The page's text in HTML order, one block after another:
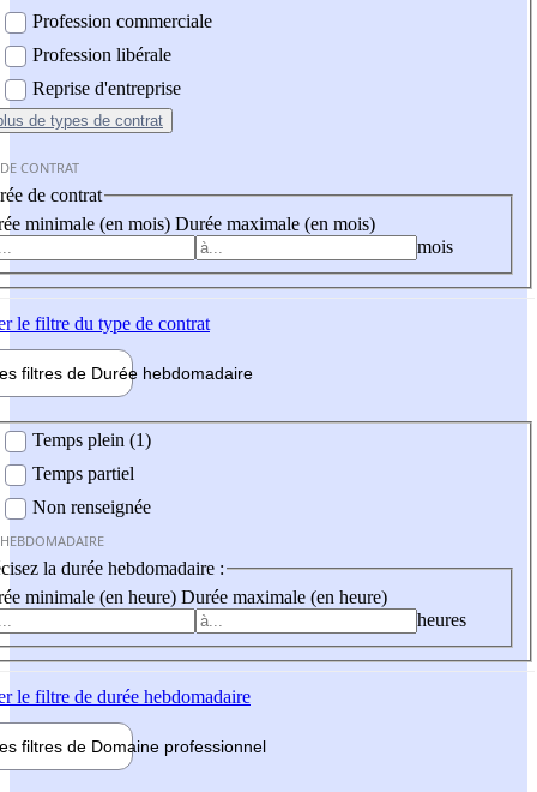
Profession commerciale
Profession libérale
Reprise d'entreprise
de types de contrat
CONTRAT
de contrat
minimale (en mois) Durée maximale (en mois)
mois
le filtre du type de contrat
filtres de Durée hebdomadaire
Temps plein (1)
Temps partiel
Non renseignée
la durée hebdomadaire :
minimale (en heure) Durée maximale (en heure)
heures
le filtre de durée hebdomadaire
filtres de Domaine professionnel